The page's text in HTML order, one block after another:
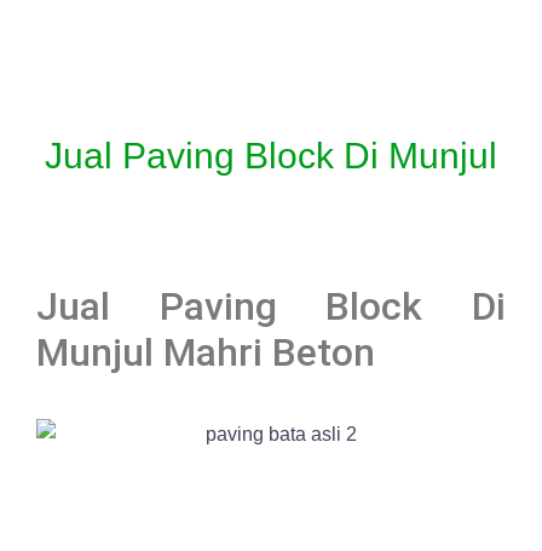
Jual Paving Block Di Munjul
Jual Paving Block Di
Munjul Mahri Beton